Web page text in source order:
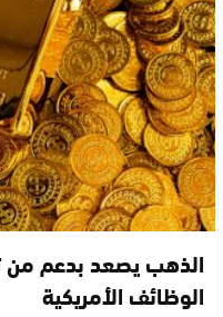
الذهب يصعد بدعم من
الوظائف الأمريكية